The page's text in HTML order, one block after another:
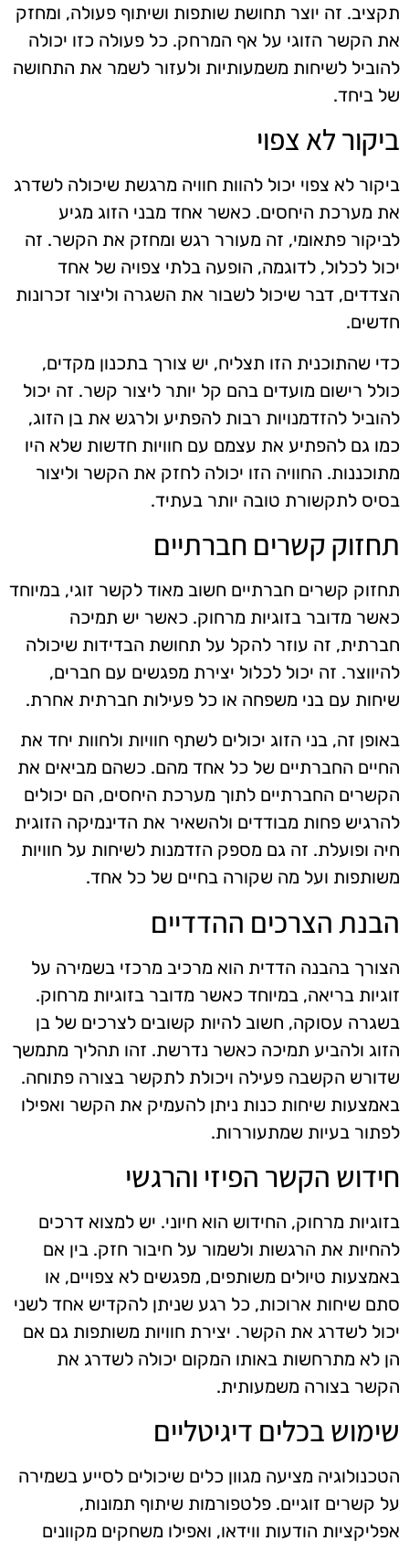
תקציב. זה יוצר תחושת שותפות ושיתוף פעולה, ומחזק
את הקשר הזוגי על אף המרחק. כל פעולה כזו יכולה
להוביל לשיחות משמעותיות ולעזור לשמר את התחושה
של ביחד.
ביקור לא צפוי
ביקור לא צפוי יכול להוות חוויה מרגשת שיכולה לשדרג
את מערכת היחסים. כאשר אחד מבני הזוג מגיע
לביקור פתאומי, זה מעורר רגש ומחזק את הקשר. זה
יכול לכלול, לדוגמה, הופעה בלתי צפויה של אחד
הצדדים, דבר שיכול לשבור את השגרה וליצור זכרונות
חדשים.
כדי שהתוכנית הזו תצליח, יש צורך בתכנון מקדים,
כולל רישום מועדים בהם קל יותר ליצור קשר. זה יכול
להוביל להזדמנויות רבות להפתיע ולרגש את בן הזוג,
כמו גם להפתיע את עצמם עם חוויות חדשות שלא היו
מתוכננות. החוויה הזו יכולה לחזק את הקשר וליצור
בסיס לתקשורת טובה יותר בעתיד.
תחזוק קשרים חברתיים
תחזוק קשרים חברתיים חשוב מאוד לקשר זוגי, במיוחד
כאשר מדובר בזוגיות מרחוק. כאשר יש תמיכה
חברתית, זה עוזר להקל על תחושת הבדידות שיכולה
להיווצר. זה יכול לכלול יצירת מפגשים עם חברים,
שיחות עם בני משפחה או כל פעילות חברתית אחרת.
באופן זה, בני הזוג יכולים לשתף חוויות ולחוות יחד את
החיים החברתיים של כל אחד מהם. כשהם מביאים את
הקשרים החברתיים לתוך מערכת היחסים, הם יכולים
להרגיש פחות מבודדים ולהשאיר את הדינמיקה הזוגית
חיה ופועלת. זה גם מספק הזדמנות לשיחות על חוויות
משותפות ועל מה שקורה בחיים של כל אחד.
הבנת הצרכים ההדדיים
הצורך בהבנה הדדית הוא מרכיב מרכזי בשמירה על
זוגיות בריאה, במיוחד כאשר מדובר בזוגיות מרחוק.
בשגרה עסוקה, חשוב להיות קשובים לצרכים של בן
הזוג ולהביע תמיכה כאשר נדרשת. זהו תהליך מתמשך
שדורש הקשבה פעילה ויכולת לתקשר בצורה פתוחה.
באמצעות שיחות כנות ניתן להעמיק את הקשר ואפילו
לפתור בעיות שמתעוררות.
חידוש הקשר הפיזי והרגשי
בזוגיות מרחוק, החידוש הוא חיוני. יש למצוא דרכים
להחיות את הרגשות ולשמור על חיבור חזק. בין אם
באמצעות טיולים משותפים, מפגשים לא צפויים, או
סתם שיחות ארוכות, כל רגע שניתן להקדיש אחד לשני
יכול לשדרג את הקשר. יצירת חוויות משותפות גם אם
הן לא מתרחשות באותו המקום יכולה לשדרג את
הקשר בצורה משמעותית.
שימוש בכלים דיגיטליים
הטכנולוגיה מציעה מגוון כלים שיכולים לסייע בשמירה
על קשרים זוגיים. פלטפורמות שיתוף תמונות,
אפליקציות הודעות ווידאו, ואפילו משחקים מקוונים